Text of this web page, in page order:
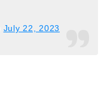
July 22, 2023